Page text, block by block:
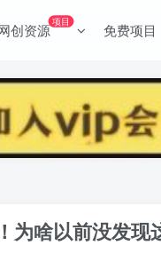
创资源项目 免费项目
为啥以前没发现